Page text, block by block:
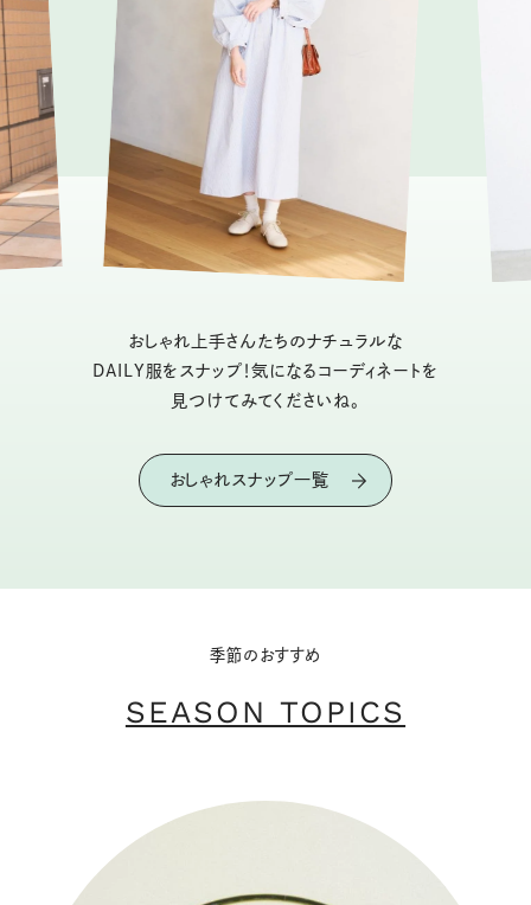
おしゃれ上手さんたちのナチュラルな
DAILY服をスナップ！気になるコーディネートを
見つけてみてくださいね。
おしゃれスナップ一覧
季節のおすすめ
SEASON TOPICS